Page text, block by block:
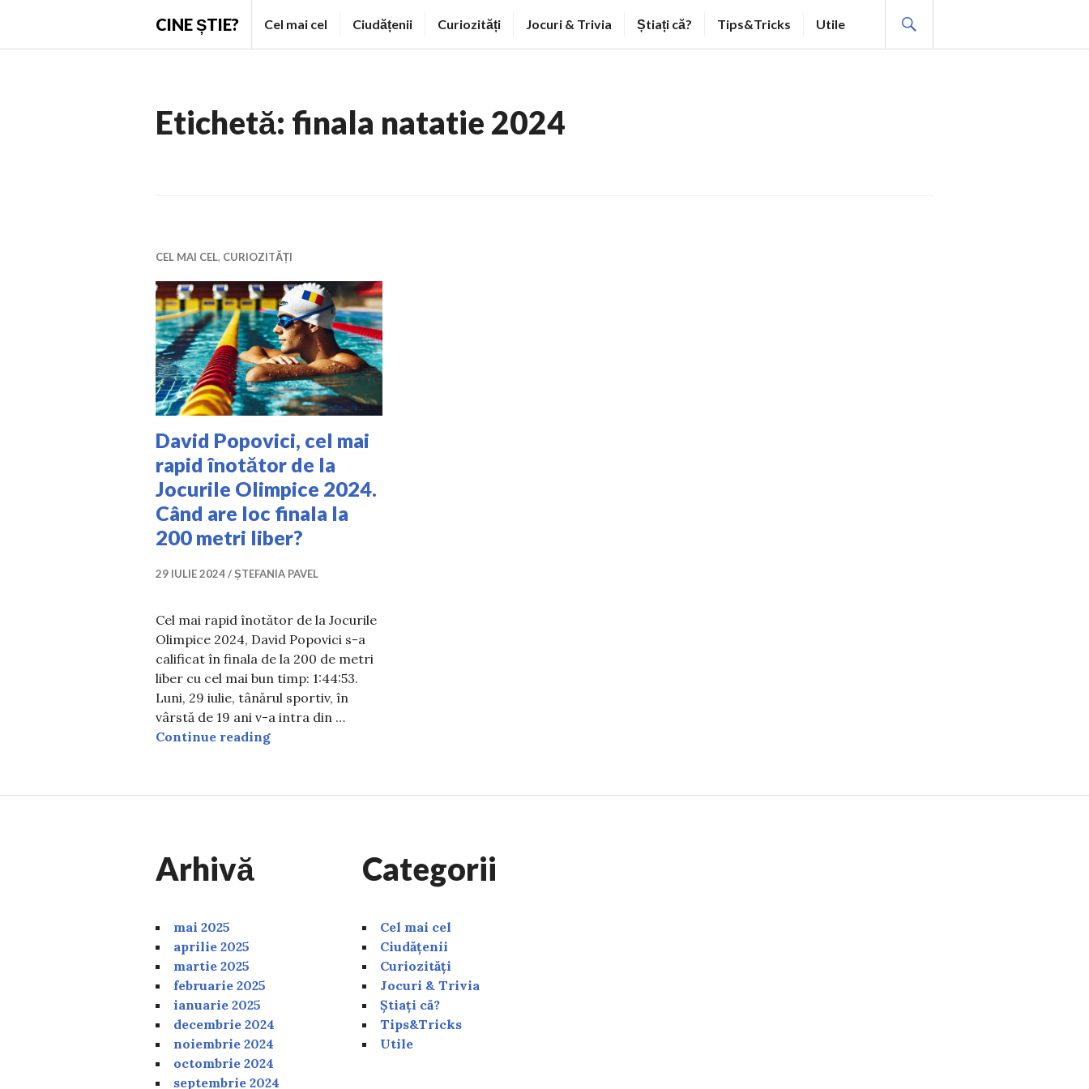
CINE ȘTIE? Cel mai cel Ciudățenii Curiozități Jocuri & Trivia Știați că? Tips&Tricks Utile
Etichetă: finala natatie 2024
CEL MAI CEL, CURIOZITĂȚI
David Popovici, cel mai
rapid înotător de la
Jocurile Olimpice 2024.
Când are loc finala la
200 metri liber?
29 IULIE 2024 ȘTEFANIA PAVEL
Cel mai rapid înotător de la Jocurile
Olimpice 2024, David Popovici s-a
calificat în finala de la 200 de metri
liber cu cel mai bun timp: 1:44:53.
Luni, 29 iulie, tânărul sportiv, în
vârstă de 19 ani v-a intra din …
Continue readingDavid Popovici, cel mai rapid înotător de la Jocurile Olimpice 2024. Când are loc finala la 200 metri liber?
Arhivă
mai 2025
aprilie 2025
martie 2025
februarie 2025
ianuarie 2025
decembrie 2024
noiembrie 2024
octombrie 2024
septembrie 2024
Categorii
Cel mai cel
Ciudățenii
Curiozități
Jocuri & Trivia
Știați că?
Tips&Tricks
Utile